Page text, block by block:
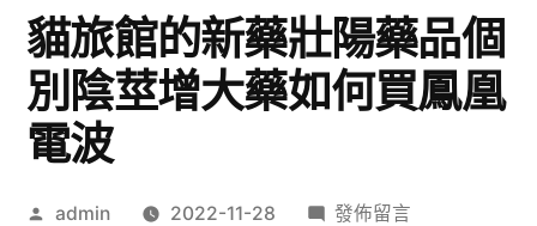
貓旅館的新藥壯陽藥品個
別陰莖增大藥如何買鳳凰
電波
作
admin 2022-11-28
在
發佈留言